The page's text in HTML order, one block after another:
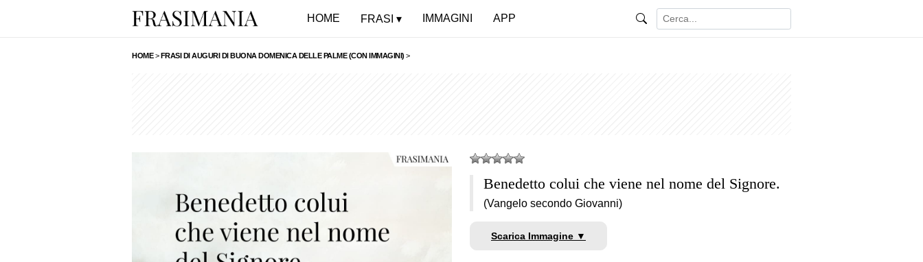
HOME FRASI IMMAGINI APP
HOME>FRASI DI AUGURI DI BUONA DOMENICA DELLE PALME (CON IMMAGINI) >
Benedetto colui che viene nel nome del Signore.
(Vangelo secondo Giovanni)
Scarica Immagine ▼